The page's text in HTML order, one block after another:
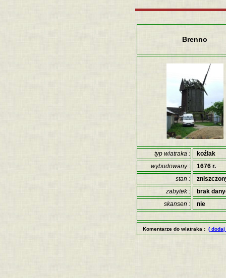
Brenno
typ wiatraka :
koźlak
wybudowany :
1676 r.
stan :
zabytek :
brak
skansen :
nie
Komentarze do wiatraka : (